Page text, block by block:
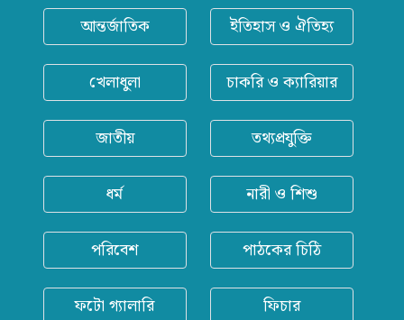
আন্তর্জাতিক ইতিহাস ও ঐতিহ্য
খেলাধুলা চাকরি ও ক্যারিয়ার
জাতীয় তথ্যপ্রযুক্তি
ধর্ম নারী ও শিশু
পরিবেশ পাঠকের চিঠি
ফটো গ্যালারি ফিচার